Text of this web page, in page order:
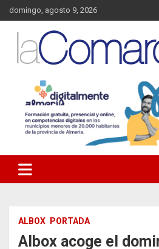
Saltar
al
contenido
domingo, agosto 9, 2026
La Comarca –
Almanzora
Almanzora y sus localidades.
ALBOX PORTADA
Albox acoge el